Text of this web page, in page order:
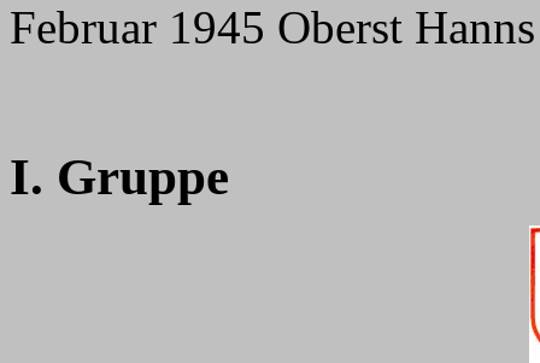
Februar 1945 Oberst
I. Gruppe